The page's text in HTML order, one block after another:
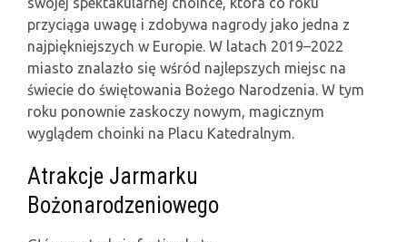
przyciąga uwagę i zdobywa nagrody jako jedna z
najpiękniejszych w Europie. W latach 2019–2022
miasto znalazło się wśród najlepszych miejsc na
świecie do świętowania Bożego Narodzenia. W tym
roku ponownie zaskoczy nowym, magicznym
wyglądem choinki na Placu Katedralnym.
Atrakcje Jarmarku
Bożonarodzeniowego